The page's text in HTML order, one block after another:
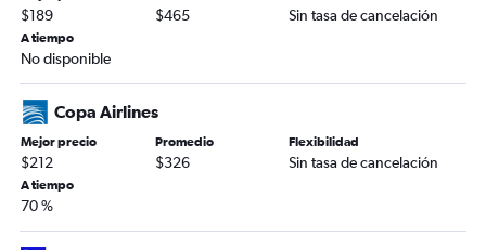
$189 $465 Sin tasa de cancelación
A tiempo
No disponible
Copa Airlines
Mejor precio
$212
Promedio
$326
Flexibilidad
Sin tasa de cancelación
A tiempo
70 %